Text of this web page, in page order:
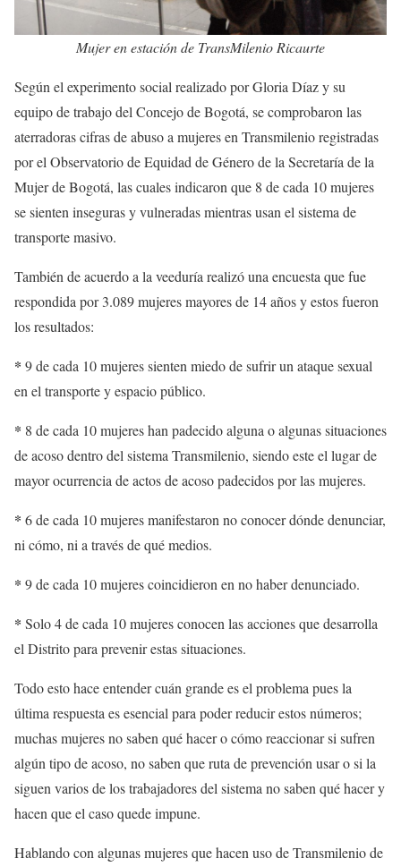
Mujer en estación de TransMilenio Ricaurte
Según el experimento social realizado por Gloria Díaz y su
equipo de trabajo del Concejo de Bogotá, se comprobaron las
aterradoras cifras de abuso a mujeres en Transmilenio registradas
por el Observatorio de Equidad de Género de la Secretaría de la
Mujer de Bogotá, las cuales indicaron que 8 de cada 10 mujeres
se sienten inseguras y vulneradas mientras usan el sistema de
transporte masivo.
También de acuerdo a la veeduría realizó una encuesta que fue
respondida por 3.089 mujeres mayores de 14 años y estos fueron
los resultados:
* 9 de cada 10 mujeres sienten miedo de sufrir un ataque sexual
en el transporte y espacio público.
* 8 de cada 10 mujeres han padecido alguna o algunas situaciones
de acoso dentro del sistema Transmilenio, siendo este el lugar de
mayor ocurrencia de actos de acoso padecidos por las mujeres.
* 6 de cada 10 mujeres manifestaron no conocer dónde denunciar,
ni cómo, ni a través de qué medios.
* 9 de cada 10 mujeres coincidieron en no haber denunciado.
* Solo 4 de cada 10 mujeres conocen las acciones que desarrolla
el Distrito para prevenir estas situaciones.
Todo esto hace entender cuán grande es el problema pues la
última respuesta es esencial para poder reducir estos números;
muchas mujeres no saben qué hacer o cómo reaccionar si sufren
algún tipo de acoso, no saben que ruta de prevención usar o si la
siguen varios de los trabajadores del sistema no saben qué hacer y
hacen que el caso quede impune.
Hablando con algunas mujeres que hacen uso de Transmilenio de